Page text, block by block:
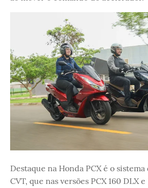
Destaque na Honda PCX é o
CVT, que nas versões PCX 160 DLX e